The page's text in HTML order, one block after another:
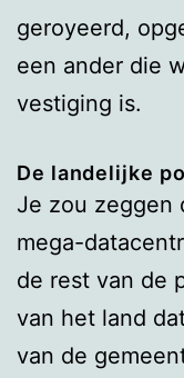
geroyeerd,
een ander die
vestiging is.
De landelijke
Je zou zeggen
mega-
de rest van de
van het land
van de